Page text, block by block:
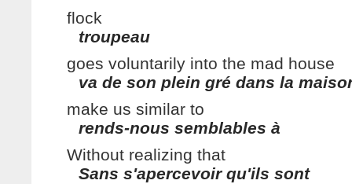
flock
troupeau
goes voluntarily into the mad house
va de son plein gré dans la
make us similar to
rends-nous semblables à
Without realizing that
Sans s'apercevoir qu'ils sont